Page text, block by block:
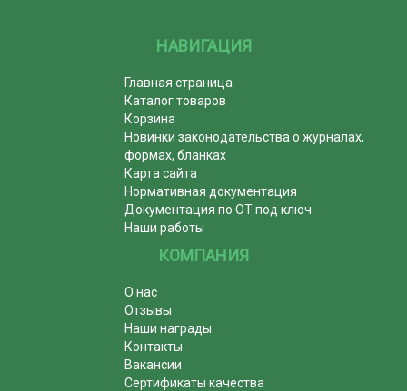
НАВИГАЦИЯ
Главная страница
Каталог товаров
Корзина
Новинки законодательства о журналах,
формах, бланках
Карта сайта
Нормативная документация
Документация по ОТ под ключ
Наши работы
КОМПАНИЯ
О нас
Отзывы
Наши награды
Контакты
Вакансии
Сертификаты качества